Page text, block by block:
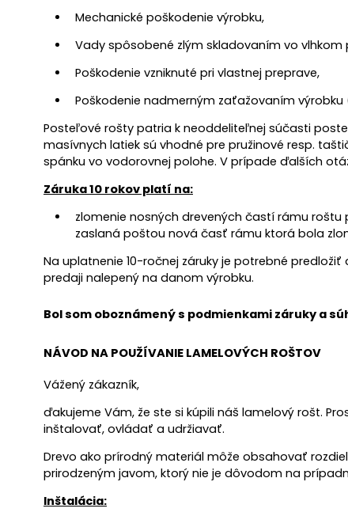
Mechanické poškodenie výrobku,
Vady spôsobené zlým skladovaním vo
Poškodenie vzniknuté pri vlastnej preprave,
Poškodenie nadmerným zaťažovaním
Posteľové rošty patria k neoddeliteľnej súčasti
masívnych latiek sú vhodné pre pružinové resp.
spánku vo vodorovnej polohe. V prípade ďalších
Záruka 10 rokov platí na:
zlomenie nosných drevených častí rámu
zaslaná poštou nová časť rámu ktorá bola
Na uplatnenie 10-ročnej záruky je potrebné
predaji nalepený na danom výrobku.
Bol som oboznámený s podmienkami záruky a
NÁVOD NA POUŽÍVANIE LAMELOVÝCH ROŠTOV
Vážený zákazník,
ďakujeme Vám, že ste si kúpili náš lamelový rošt.
inštalovať, ovládať a udržiavať.
Drevo ako prírodný materiál môže obsahovať
prirodzeným javom, ktorý nie je dôvodom na
Inštalácia: